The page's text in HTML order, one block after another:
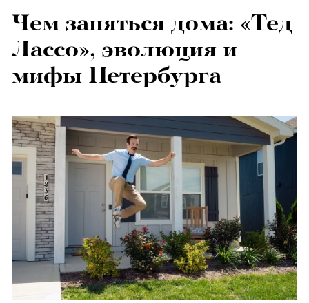
Чем заняться дома: «Тед
Лассо», эволюция и
мифы Петербурга